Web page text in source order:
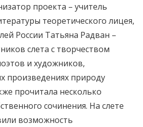
проекта – учитель
теоретического лицея,
России Татьяна Радван –
слета с творчеством
и художников,
произведениях природу
прочитала несколько
сочинения. На слете
возможность